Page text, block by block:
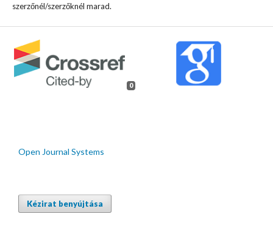
szerzőnél/szerzőknél marad.
0
Open Journal Systems
Kézirat benyújtása